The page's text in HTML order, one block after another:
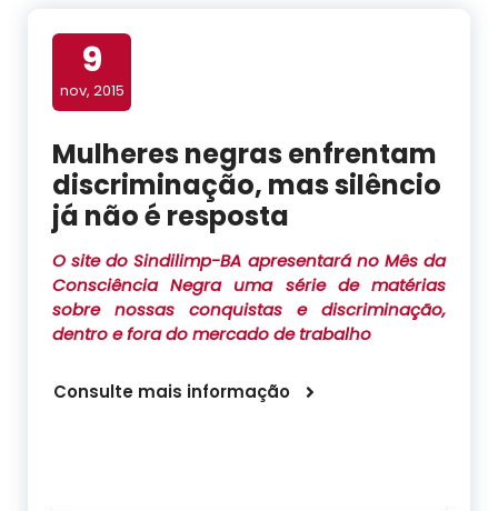
9
nov, 2015
Mulheres negras enfrentam
discriminação, mas silêncio
já não é resposta
O site do Sindilimp-BA apresentará no Mês da
Consciência Negra uma série de matérias
sobre nossas conquistas e discriminação,
dentro e fora do mercado de trabalho
Consulte mais informação